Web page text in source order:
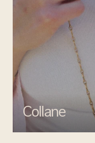
Collane
Esalta il tuo look con le